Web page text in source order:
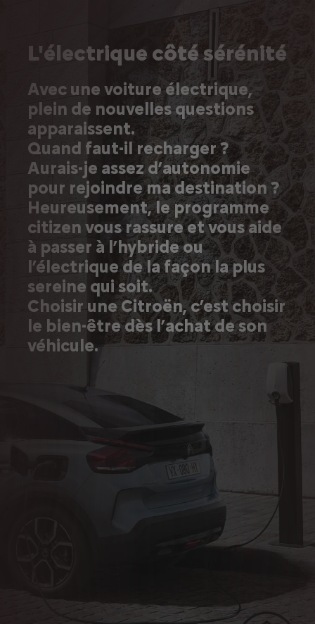
L'électrique côté sérénité
Avec une voiture électrique,
plein de nouvelles questions
apparaissent.
Quand faut-il recharger ?
Aurais-je assez d’autonomie
pour rejoindre ma destination ?
Heureusement, le programme
citizen vous rassure et vous aide
à passer à l’hybride ou
l’électrique de la façon la plus
sereine qui soit.
Choisir une Citroën, c’est choisir
le bien-être dès l’achat de son
véhicule.